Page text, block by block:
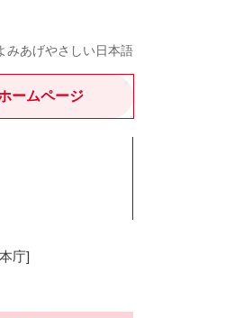
みあげやさしい日本語
ームページ
庁]